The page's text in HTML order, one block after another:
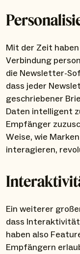
Mit der Zeit
Verbindung
die Newsletter-
dass jeder
geschriebener
Daten intelligent
Empfänger
Weise, wie
interagieren,
Ein weiterer
dass
haben also
Empfängern